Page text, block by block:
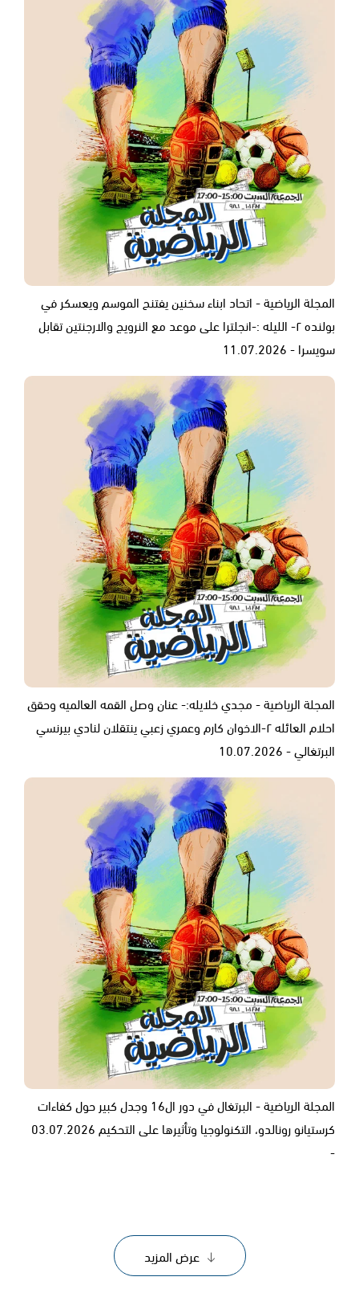
المجلة الرياضية - اتحاد ابناء سخنين يفتنح الموسم ويعسكر في
بولنده ٢- الليله :-انجلترا على موعد مع النرويج والارجنتين تقابل
سويسرا - 11.07.2026
المجلة الرياضية - مجدي خلايله:- عنان وصل القمه العالميه وحقق
احلام العائله ٢-الاخوان كارم وعمري زعبي ينتقلان لنادي بيرنسي
البرتغالي - 10.07.2026
المجلة الرياضية - البرتغال في دور ال16 وجدل كبير حول كفاءات
كرستيانو رونالدو، التكنولوجيا وتأثيرها على التحكيم 03.07.2026
-
عرض المزيد